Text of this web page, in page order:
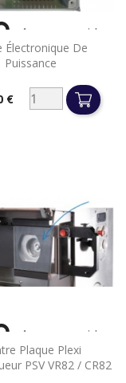
Électronique De
Puissance
€
Aperçu rapide
Plaque Plexi
PSV VR82 / CR82
Aperçu rapide